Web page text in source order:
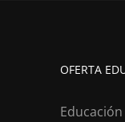
OFERTA